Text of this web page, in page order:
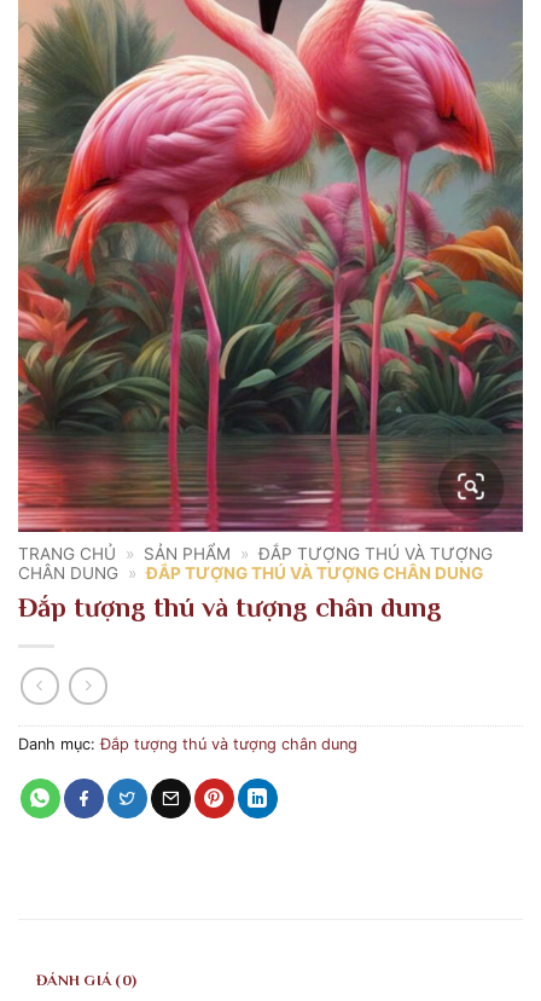
TRANG CHỦ » SẢN PHẨM » ĐẮP TƯỢNG THÚ VÀ TƯỢNG
CHÂN DUNG » ĐẮP TƯỢNG THÚ VÀ TƯỢNG CHÂN DUNG
Đắp tượng thú và tượng chân dung
Danh mục:Đắp tượng thú và tượng chân dung
ĐÁNH GIÁ (0)